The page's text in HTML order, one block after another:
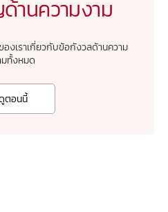
านความงาม
งเราเกี่ยวกับข้อกังวลด้านความ
มทั้งหมด
ตอนนี้